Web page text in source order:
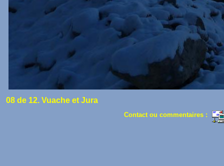
08 de 12. Vuache et Jura
Contact ou commentaires :